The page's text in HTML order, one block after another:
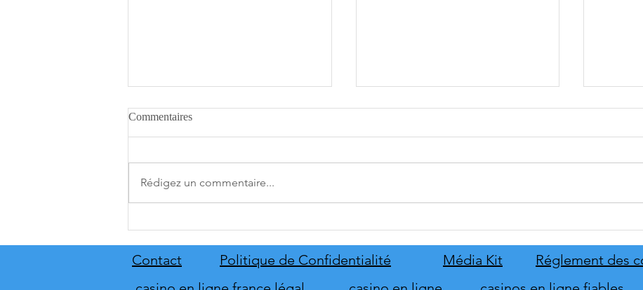
du direct de THQ Nordic
lancement
Commentaires
Rédigez un commentaire...
Contact Politique de Confidentialité Média Kit
Réglement des